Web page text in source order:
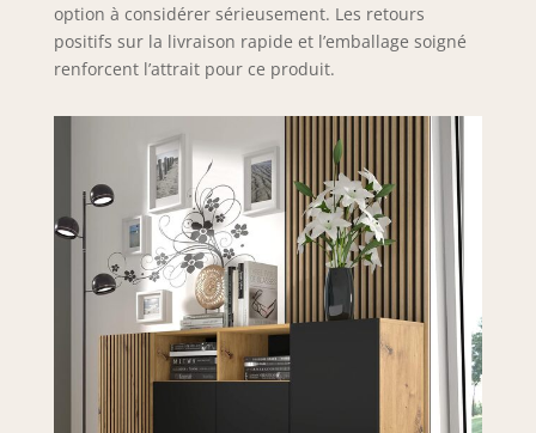
option à considérer sérieusement. Les retours
positifs sur la livraison rapide et l’emballage soigné
renforcent l’attrait pour ce produit.